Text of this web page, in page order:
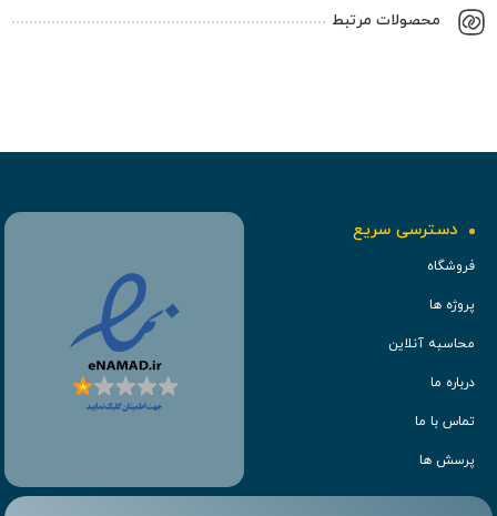
محصولات مرتبط
دسترسی سریع
فروشگاه
پروژه ها
محاسبه آنلاین
درباره ما
تماس با ما
پرسش ها